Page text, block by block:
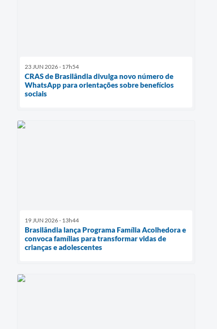
23 JUN 2026 - 17h54
CRAS de Brasilândia divulga novo número de
WhatsApp para orientações sobre benefícios
sociais
19 JUN 2026 - 13h44
Brasilândia lança Programa Família Acolhedora e
convoca famílias para transformar vidas de
crianças e adolescentes